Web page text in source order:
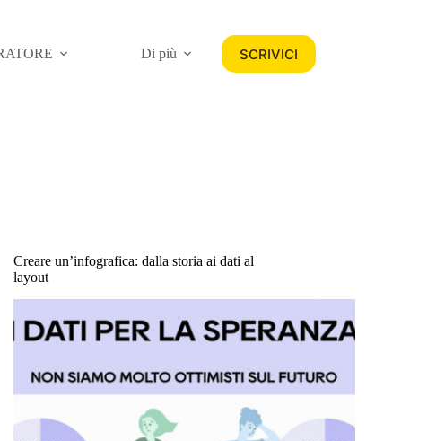
Di più SCRIVICI
Creare un’infografica: dalla storia ai dati al
layout